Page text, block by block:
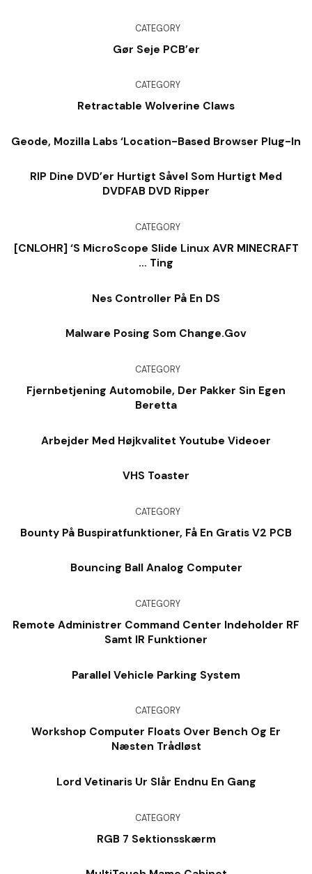
CATEGORY
Gør Seje PCB’er
CATEGORY
Retractable Wolverine Claws
Geode, Mozilla Labs ‘Location-Based Browser Plug-In
RIP Dine DVD’er Hurtigt Såvel Som Hurtigt Med
DVDFAB DVD Ripper
CATEGORY
[CNLOHR] ‘s MicroScope Slide Linux AVR MINECRAFT
… Ting
Nes Controller På En DS
Malware Posing Som Change.Gov
CATEGORY
Fjernbetjening Automobile, Der Pakker Sin Egen
Beretta
Arbejder Med Højkvalitet Youtube Videoer
VHS Toaster
CATEGORY
Bounty På Buspiratfunktioner, Få En Gratis V2 PCB
Bouncing Ball Analog Computer
CATEGORY
Remote Administrer Command Center Indeholder RF
Samt IR Funktioner
Parallel Vehicle Parking System
CATEGORY
Workshop Computer Floats Over Bench Og Er
Næsten Trådløst
Lord Vetinaris Ur Slår Endnu En Gang
CATEGORY
RGB 7 Sektionsskærm